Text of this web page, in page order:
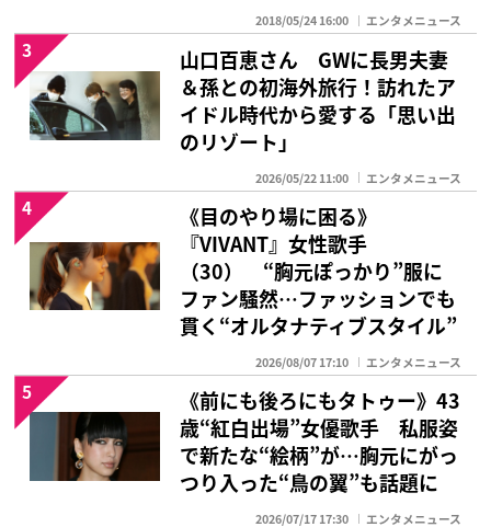
2018/05/24 16:00 エンタメニュース
山口百恵さん GWに長男夫妻
＆孫との初海外旅行！訪れたア
イドル時代から愛する「思い出
のリゾート」
2026/05/22 11:00 エンタメニュース
3
《目のやり場に困る》
『VIVANT』女性歌手
（30） “胸元ぽっかり”服に
ファン騒然…ファッションでも
貫く“オルタナティブスタイル”
2026/08/07 17:10 エンタメニュース
4
《前にも後ろにもタトゥー》43
歳“紅白出場”女優歌手 私服姿
で新たな“絵柄”が…胸元にがっ
つり入った“鳥の翼”も話題に
2026/07/17 17:30 エンタメニュース
5